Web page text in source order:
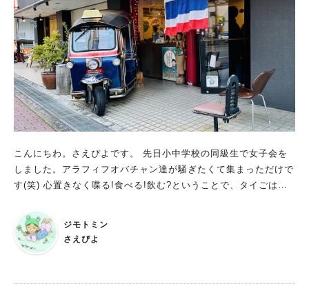
こんにちわ。さえぴよです。 先日小中学校の同級生で女子会を
しました。アラフィフオバチャン達が騒ぎたくて集まっただけで
す(笑) 心置きなく喋る!食べる!飲む?ということで、タイごはん
口5)を出て北西へ…徒歩6分、 豊津公園のモニュメント(岡本太
郎作 リオちゃん)を横目に左折〜(迷ってないから信じて下さい)
コンビニのセブンイレブンがみえたらあと少しです。 店前に飾
ジモトミン
さえぴよ